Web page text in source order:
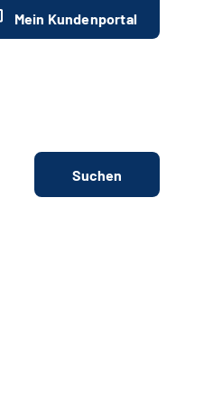
Mein Kundenportal
Suchen